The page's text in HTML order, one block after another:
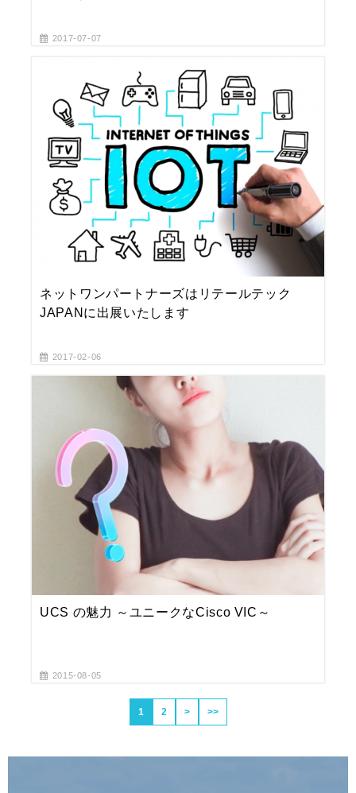
2017-07-07
ネットワンパートナーズはリテールテック
JAPANに出展いたします
2017-02-06
UCS の魅力 ～ユニークなCisco VIC～
2015-08-05
1 2 > >>